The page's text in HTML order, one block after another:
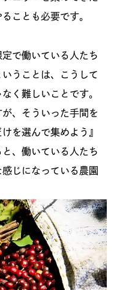
ことも必要です。
で働いている人たち
うことは、こうして
く難しいことです。
、そういった手間を
を選んで集めよう』
、働いている人たち
じになっている農園